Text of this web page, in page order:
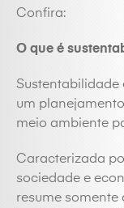
Confira:
O que é
Sustentabilidade
um
meio ambiente
Caracterizada
sociedade e
resume somente